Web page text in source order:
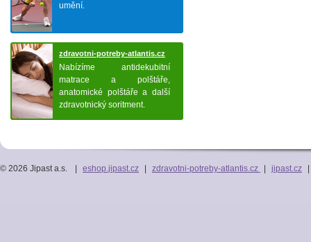
umění.
zdravotni-potreby-atlantis.cz
Nabízíme antidekubitní
matrace a polštáře,
anatomické polštáře a další
zdravotnický soritment.
eshop.jipast.cz zdravotni-potreby-atlantis.cz jipast.cz
© 2026 Jipast a.s.